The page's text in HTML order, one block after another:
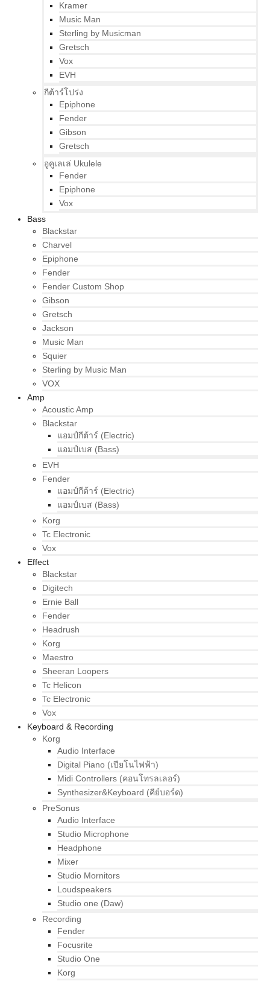
Kramer
Music Man
Sterling by Musicman
Gretsch
Vox
EVH
กีต้าร์โปร่ง
Epiphone
Fender
Gibson
Gretsch
อูคูเลเล่ Ukulele
Fender
Epiphone
Vox
Bass
Blackstar
Charvel
Epiphone
Fender
Fender Custom Shop
Gibson
Gretsch
Jackson
Music Man
Squier
Sterling by Music Man
VOX
Amp
Acoustic Amp
Blackstar
แอมป์กีต้าร์ (Electric)
แอมป์เบส (Bass)
EVH
Fender
แอมป์กีต้าร์ (Electric)
แอมป์เบส (Bass)
Korg
Tc Electronic
Vox
Effect
Blackstar
Digitech
Ernie Ball
Fender
Headrush
Korg
Maestro
Sheeran Loopers
Tc Helicon
Tc Electronic
Vox
Keyboard & Recording
Korg
Audio Interface
Digital Piano (เปียโนไฟฟ้า)
Midi Controllers (คอนโทรลเลอร์)
Synthesizer&Keyboard (คีย์บอร์ด)
PreSonus
Audio Interface
Studio Microphone
Headphone
Mixer
Studio Mornitors
Loudspeakers
Studio one (Daw)
Recording
Fender
Focusrite
Studio One
Korg